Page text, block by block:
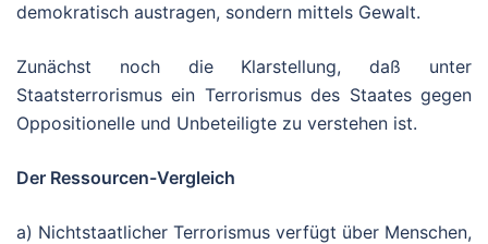
demokratisch austragen, sondern mittels Gewalt.
Zunächst noch die Klarstellung, daß unter
Staatsterrorismus ein Terrorismus des Staates gegen
Oppositionelle und Unbeteiligte zu verstehen ist.
Der Ressourcen-Vergleich
a) Nichtstaatlicher Terrorismus verfügt über Menschen,